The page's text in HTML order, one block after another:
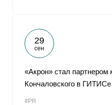
29
сен
«Акрон» стал партнером
Кончаловского в ГИТИСе
#PR